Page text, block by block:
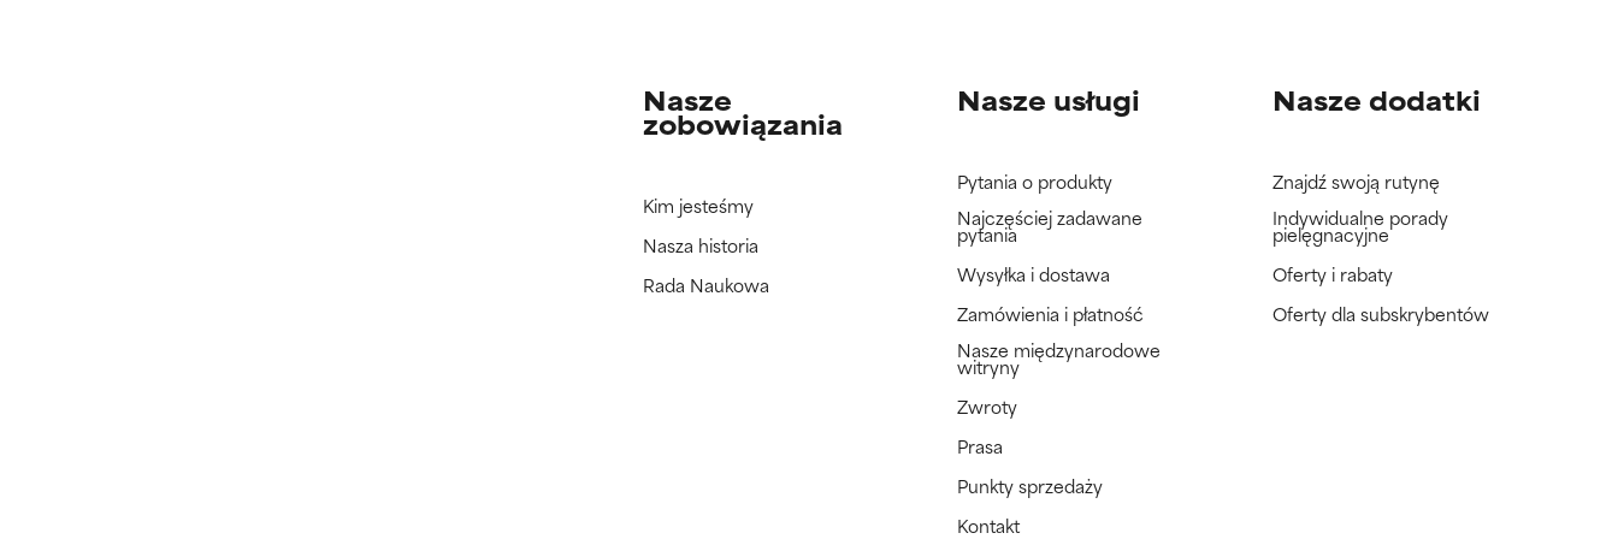
Nasze
zobowiązania
Kim jesteśmy
Nasza historia
Rada Naukowa
Nasze usługi
Pytania o produkty
Najczęściej zadawane
pytania
Wysyłka i dostawa
Zamówienia i płatność
Nasze międzynarodowe
witryny
Zwroty
Prasa
Punkty sprzedaży
Kontakt
Nasze dodatki
Znajdź swoją rutynę
Indywidualne porady
pielęgnacyjne
Oferty i rabaty
Oferty dla subskrybentów